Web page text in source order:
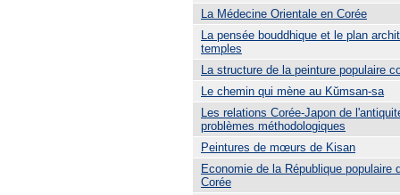
La Médecine Orientale en Corée
La pensée bouddhique et le plan
temples
La structure de la peinture populaire
Le chemin qui mène au Kŭmsan-sa
Les relations Corée-Japon de
problèmes méthodologiques
Peintures de mœurs de Kisan
Economie de la République populaire
Corée